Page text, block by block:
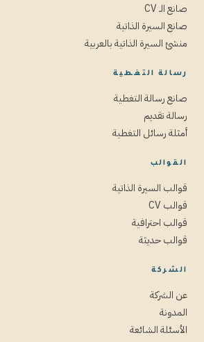
صانع الـ CV
صانع السيرة الذاتية
منشئ السيرة الذاتية بالعربية
رسالة التغطية
صانع رسالة التغطية
رسالة تقديم
أمثلة رسائل التغطية
القوالب
قوالب السيرة الذاتية
قوالب CV
قوالب احترافية
قوالب حديثة
الشركة
عن الشركة
المدونة
الأسئلة الشائعة